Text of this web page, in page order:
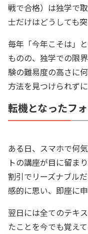
戦で合格）は独学で
士だけはどうしても
毎年「今年こそは」
ものの、独学での限
験の難易度の高さに
方法を見つけられずに
転機となったフ
ある日、スマホで何
トの講座が目に留ま
割引でリーズナブル
感的に思い、即座に
翌日には全てのテキ
たことを今でも覚えて